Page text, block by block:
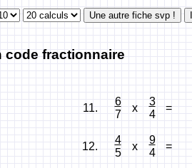
code fractionnaire
11.
6
7
x
3
4
=
12.
4
5
x
9
4
=